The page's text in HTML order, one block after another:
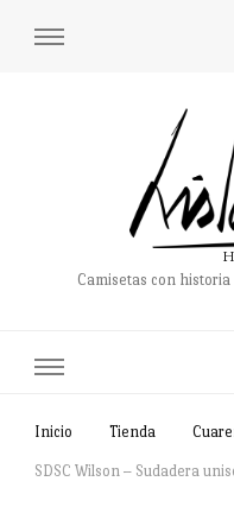
Camisetas con
Inicio Tienda
SDSC Wilson – Sudadera